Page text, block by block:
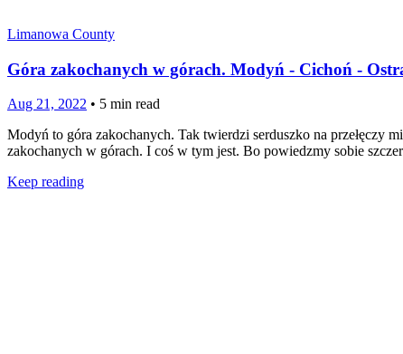
Limanowa County
Góra zakochanych w górach. Modyń - Cichoń -
Aug 21, 2022 • 5 min read
Modyń to góra zakochanych. Tak twierdzi serduszko na przełęczy
zakochanych w górach. I coś w tym jest. Bo powiedzmy sobie
Keep reading